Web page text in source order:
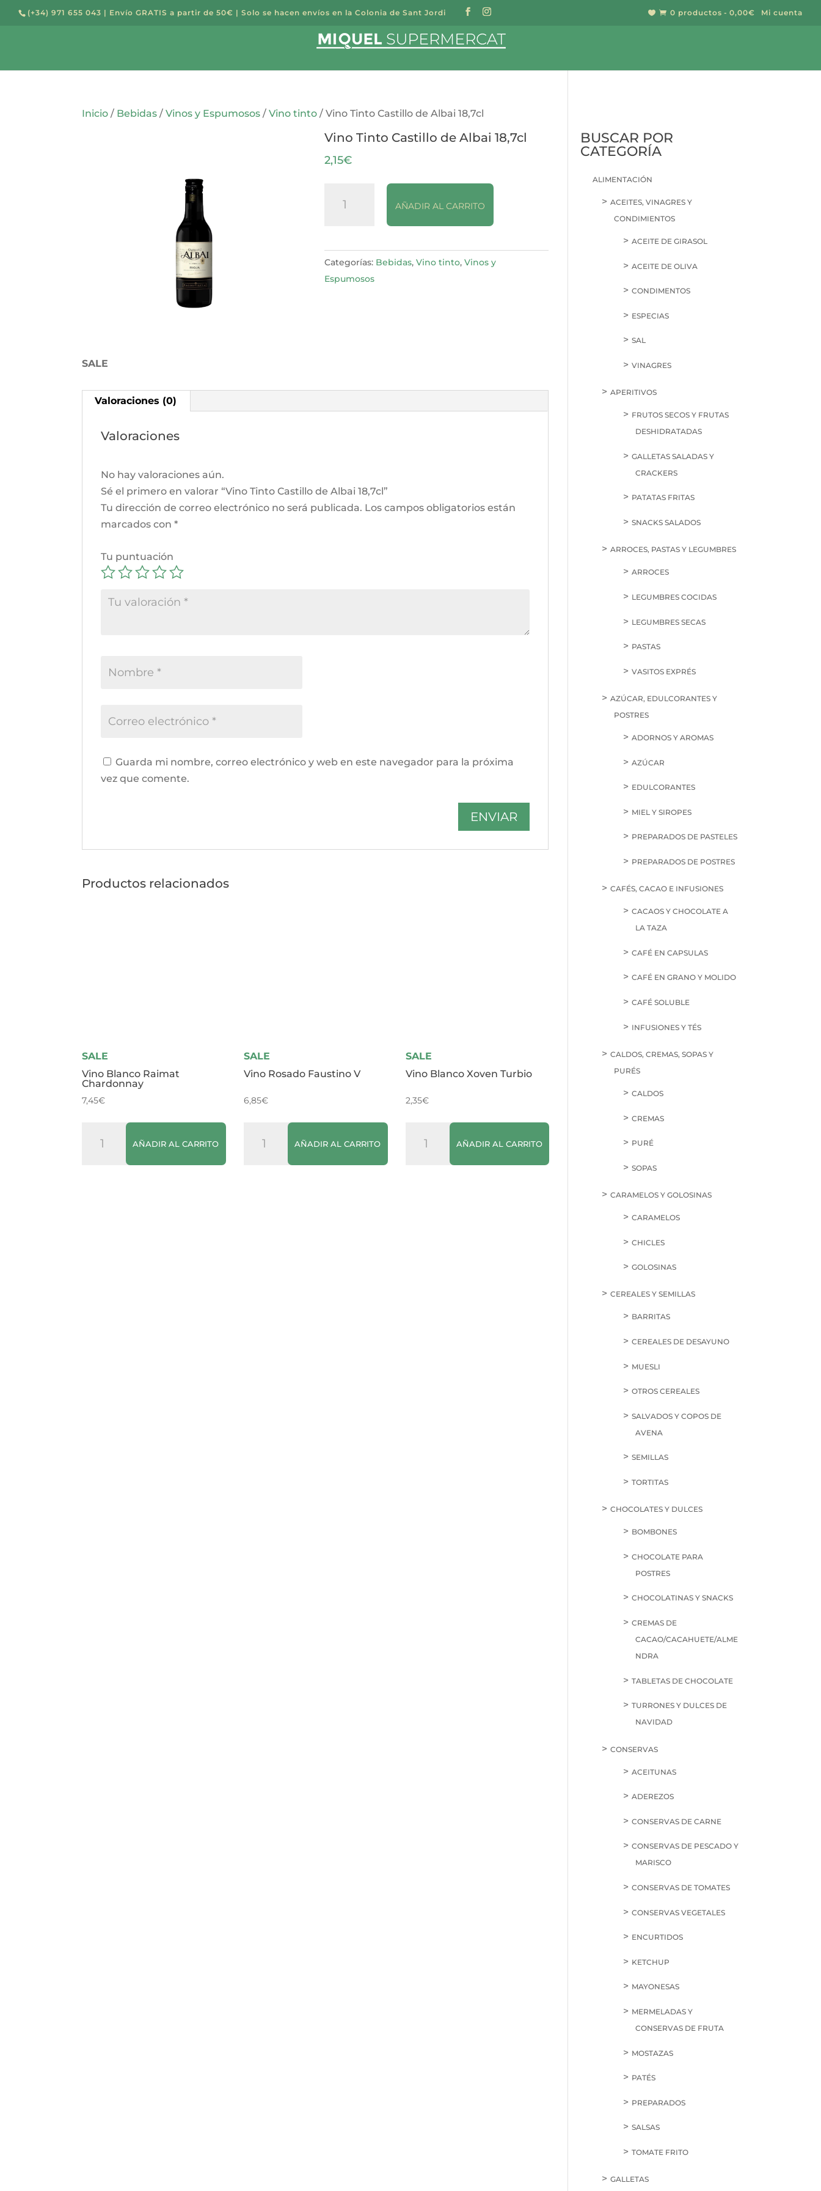
(+34) 971 655 043 | Envío GRATIS a partir de 50€ | Solo se hacen envíos en la Colonia de Sant Jordi Mi cuenta
  0 productos 0,00€
Inicio / Bebidas /Vinos y Espumosos /Vino tinto / Vino Tinto Castillo de Albai 18,7cl
SALE
Vino Tinto Castillo de Albai 18,7cl
2,15€
Tinto
Albai
18,7cl
AÑADIR AL CARRITO
Categorías: Bebidas,Vino tinto,Vinos y
Espumosos
Valoraciones (0)
Valoraciones
No hay valoraciones aún.
Sé el primero en valorar “Vino Tinto Castillo de Albai 18,7cl”
Tu dirección de correo electrónico no será publicada. Los campos obligatorios están
marcados con*
Tu puntuación
Guarda mi nombre, correo electrónico y web en este navegador para la próxima
vez que comente.
Productos relacionados
SALE
Vino Blanco Raimat
Chardonnay
7,45€
Blanco
AÑADIR AL CARRITO
SALE
Vino Rosado Faustino V
6,85€
Rosado
AÑADIR AL CARRITO
SALE
Vino Blanco Xoven Turbio
2,35€
Blanco
AÑADIR AL CARRITO
BUSCAR POR
CATEGORÍA
ALIMENTACIÓN
ACEITES, VINAGRES Y
CONDIMIENTOS
ACEITE DE GIRASOL
ACEITE DE OLIVA
CONDIMENTOS
ESPECIAS
SAL
VINAGRES
APERITIVOS
FRUTOS SECOS Y FRUTAS
DESHIDRATADAS
GALLETAS SALADAS Y
CRACKERS
PATATAS FRITAS
SNACKS SALADOS
ARROCES, PASTAS Y LEGUMBRES
ARROCES
LEGUMBRES COCIDAS
LEGUMBRES SECAS
PASTAS
VASITOS EXPRÉS
AZÚCAR, EDULCORANTES Y
POSTRES
ADORNOS Y AROMAS
AZÚCAR
EDULCORANTES
MIEL Y SIROPES
PREPARADOS DE PASTELES
PREPARADOS DE POSTRES
CAFÉS, CACAO E INFUSIONES
CACAOS Y CHOCOLATE A
LA TAZA
CAFÉ EN CAPSULAS
CAFÉ EN GRANO Y MOLIDO
CAFÉ SOLUBLE
INFUSIONES Y TÉS
CALDOS, CREMAS, SOPAS Y
PURÉS
CALDOS
CREMAS
PURÉ
SOPAS
CARAMELOS Y GOLOSINAS
CARAMELOS
CHICLES
GOLOSINAS
CEREALES Y SEMILLAS
BARRITAS
CEREALES DE DESAYUNO
MUESLI
OTROS CEREALES
SALVADOS Y COPOS DE
AVENA
SEMILLAS
TORTITAS
CHOCOLATES Y DULCES
BOMBONES
CHOCOLATE PARA
POSTRES
CHOCOLATINAS Y SNACKS
CREMAS DE
CACAO/CACAHUETE/ALME
NDRA
TABLETAS DE CHOCOLATE
TURRONES Y DULCES DE
NAVIDAD
CONSERVAS
ACEITUNAS
ADEREZOS
CONSERVAS DE CARNE
CONSERVAS DE PESCADO Y
MARISCO
CONSERVAS DE TOMATES
CONSERVAS VEGETALES
ENCURTIDOS
KETCHUP
MAYONESAS
MERMELADAS Y
CONSERVAS DE FRUTA
MOSTAZAS
PATÉS
PREPARADOS
SALSAS
TOMATE FRITO
GALLETAS